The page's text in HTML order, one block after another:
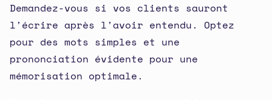
Demandez-vous si vos clients sauront
l'écrire après l'avoir entendu. Optez
pour des mots simples et une
prononciation évidente pour une
mémorisation optimale.